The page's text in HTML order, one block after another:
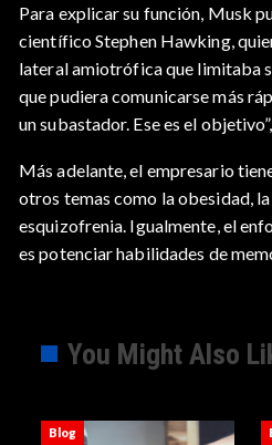
Para explicar su función, Musk
científico Stephen Hawking,
lateral amiotrófica que limitaba
que pudiera comunicarse más
un subastador. Ese es el
Más adelante, el empresario
otros temas como la obesidad,
esquizofrenia. Igualmente, el
es potenciar habilidades de
You Might Also
Blog